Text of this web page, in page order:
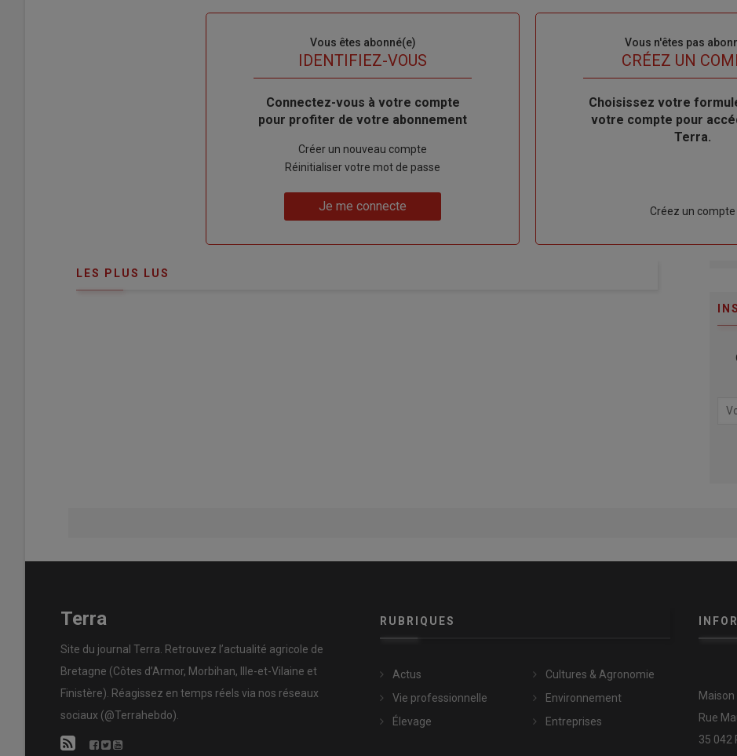
Vous êtes abonné(e)
IDENTIFIEZ-VOUS
Body
Connectez-vous à votre compte
pour profiter de votre abonnement
compte"
Créer un nouveau compte
Réinitialiser votre mot de passe
Je me connecte
Vous n'êtes pas
TITRECRÉEZ UN
Body
Choisissez votre
votre compte pour
Terra.
Créez un compte
LES PLUS LUS
Terra
Site du journal Terra. Retrouvez l’actualité agricole de
Bretagne (Côtes d’Armor, Morbihan, Ille-et-Vilaine et
Finistère). Réagissez en temps réels via nos réseaux
sociaux (@Terrahebdo).
RUBRIQUES
Actus
Vie professionnelle
Élevage
Cultures & Agronomie
Environnement
Entreprises
Rue
35 042